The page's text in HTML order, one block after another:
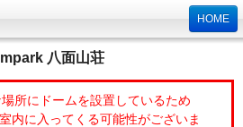
HOME
八面山荘
所にドームを設置しているため
内に入ってくる可能性がございま